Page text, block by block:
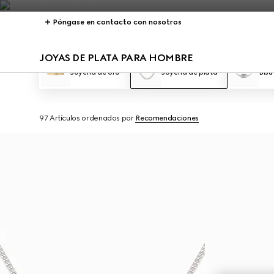
Póngase en contacto con nosotros
JOYAS DE PLATA PARA HOMBRE
Joyería de oro Joyería de plata
97 Artículos ordenados por Recomendaciones